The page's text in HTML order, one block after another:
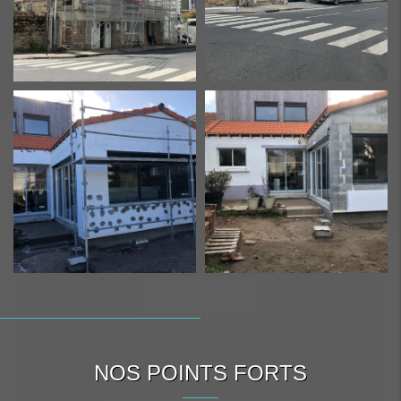
NOS POINTS FORTS